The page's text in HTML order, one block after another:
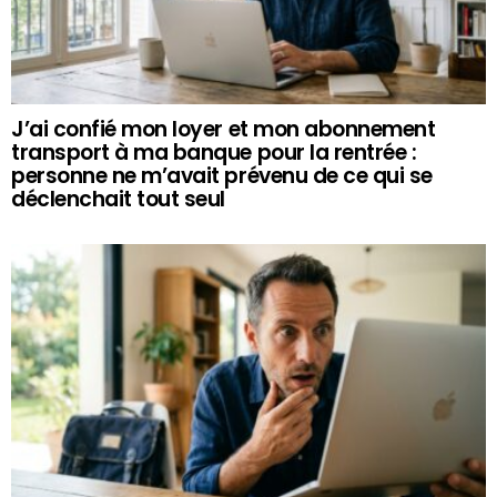
J’ai confié mon loyer et mon abonnement
transport à ma banque pour la rentrée :
personne ne m’avait prévenu de ce qui se
déclenchait tout seul